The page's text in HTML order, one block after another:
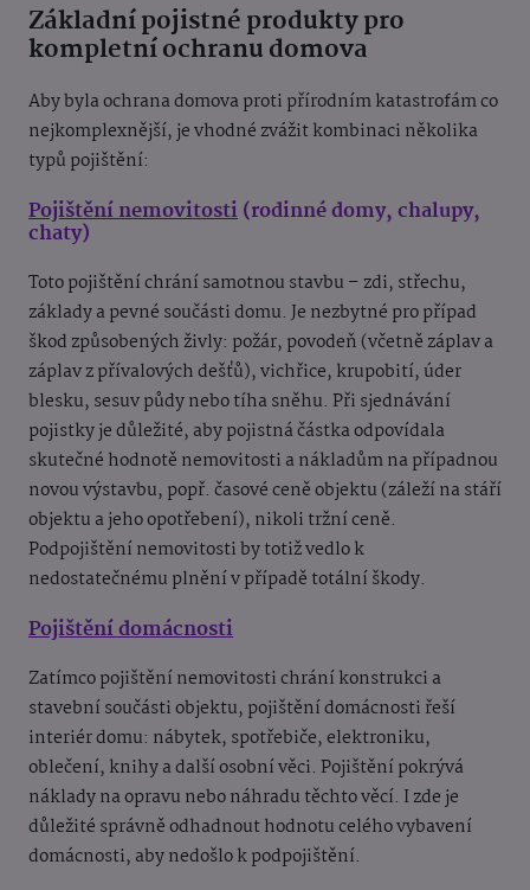
Základní pojistné produkty pro
kompletní ochranu domova
Aby byla ochrana domova proti přírodním katastrofám co
nejkomplexnější, je vhodné zvážit kombinaci několika
typů pojištění:
Pojištění nemovitosti(rodinné domy, chalupy,
chaty)
Toto pojištění chrání samotnou stavbu – zdi, střechu,
základy a pevné součásti domu. Je nezbytné pro případ
škod způsobených živly: požár, povodeň (včetně záplav a
záplav z přívalových dešťů), vichřice, krupobití, úder
blesku, sesuv půdy nebo tíha sněhu. Při sjednávání
pojistky je důležité, aby pojistná částka odpovídala
skutečné hodnotě nemovitosti a nákladům na případnou
novou výstavbu, popř. časové ceně objektu (záleží na stáří
objektu a jeho opotřebení), nikoli tržní ceně.
Podpojištění nemovitosti by totiž vedlo k
nedostatečnému plnění v případě totální škody.
Pojištění domácnosti
Zatímco pojištění nemovitosti chrání konstrukci a
stavební součásti objektu, pojištění domácnosti řeší
interiér domu: nábytek, spotřebiče, elektroniku,
oblečení, knihy a další osobní věci. Pojištění pokrývá
náklady na opravu nebo náhradu těchto věcí. I zde je
důležité správně odhadnout hodnotu celého vybavení
domácnosti, aby nedošlo k podpojištění.